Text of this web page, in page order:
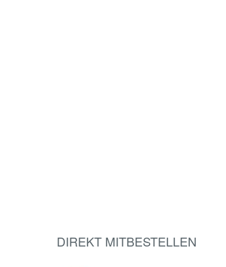
DIREKT MITBESTELLEN